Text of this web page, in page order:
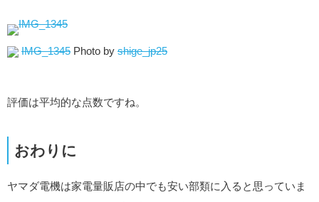
IMG_1345 Photo by shige_jp25
評価は平均的な点数ですね。
おわりに
ヤマダ電機は家電量販店の中でも安い部類に入ると思っていま